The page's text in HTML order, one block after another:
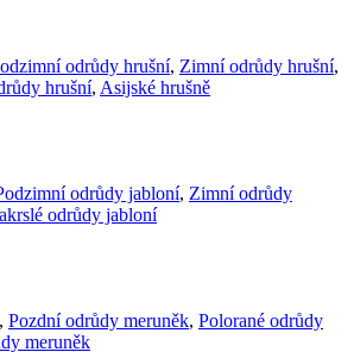
odrůdy hrušní, Zimní odrůdy hrušní,
hrušní, Asijské hrušně
odrůdy jabloní, Zimní odrůdy
odrůdy jabloní
, Pozdní odrůdy meruněk, Polorané odrůdy
meruněk